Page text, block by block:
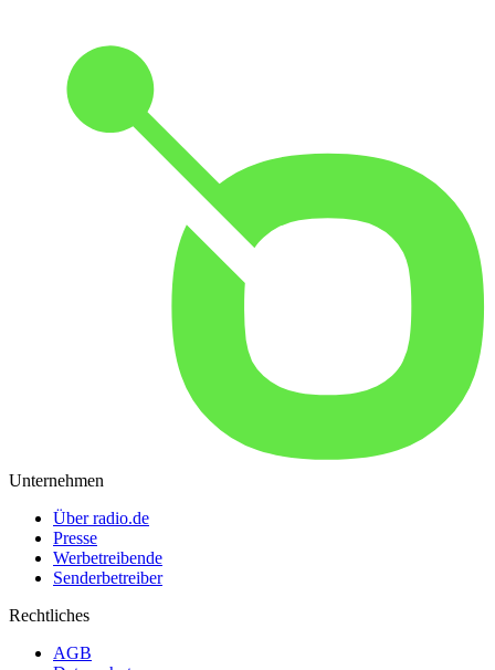
Unternehmen
Über radio.de
Presse
Werbetreibende
Senderbetreiber
Rechtliches
AGB